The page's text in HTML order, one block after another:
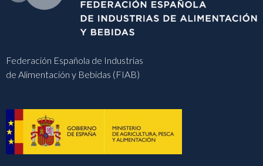
Federación Española de Industrias
de Alimentación y Bebidas (FIAB)